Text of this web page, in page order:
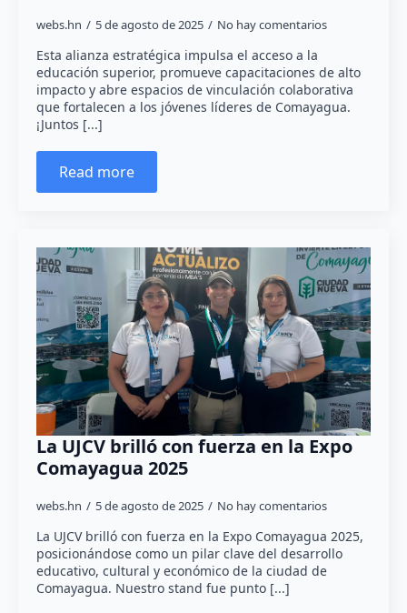
webs.hn 5 de agosto de 2025 No hay comentarios
Esta alianza estratégica impulsa el acceso a la
educación superior, promueve capacitaciones de alto
impacto y abre espacios de vinculación colaborativa
que fortalecen a los jóvenes líderes de Comayagua.
¡Juntos [...]
Read more
La UJCV brilló con fuerza en la Expo
Comayagua 2025
webs.hn 5 de agosto de 2025 No hay comentarios
La UJCV brilló con fuerza en la Expo Comayagua 2025,
posicionándose como un pilar clave del desarrollo
educativo, cultural y económico de la ciudad de
Comayagua. Nuestro stand fue punto [...]